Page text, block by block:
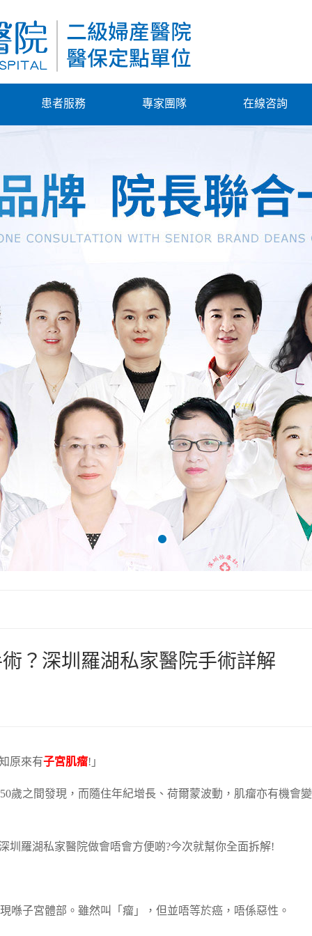
患者服務 專家團隊 在線咨詢
？深圳羅湖私家醫院手術詳解
原來有子宮肌瘤!」
歲之間發現，而隨住年紀增長、荷爾蒙波動，肌瘤亦有機會
圳羅湖私家醫院做會唔會方便啲?今次就幫你全面拆解!
喺子宮體部。雖然叫「瘤」，但並唔等於癌，唔係惡性。